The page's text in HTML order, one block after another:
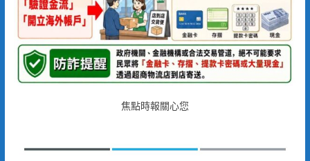
焦點時報關心您